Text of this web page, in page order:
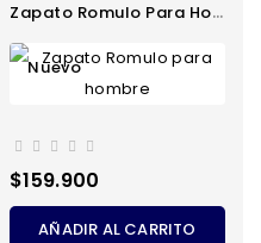
Zapato Romulo Para Hombre
Nuevo
Precio
$159.900
AÑADIR AL CARRITO